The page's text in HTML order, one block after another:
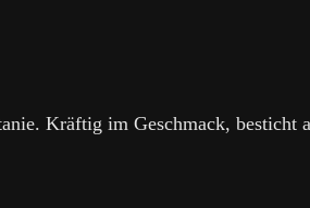
Kräftig im Geschmack, besticht